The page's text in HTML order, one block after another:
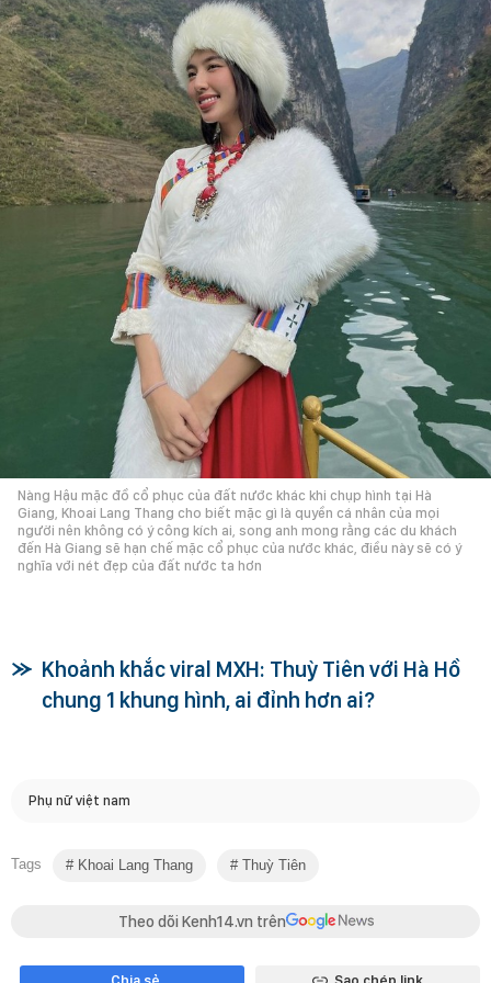
Nàng Hậu mặc đồ cổ phục của đất nước khác khi chụp hình tại Hà
Giang, Khoai Lang Thang cho biết mặc gì là quyền cá nhân của mọi
người nên không có ý công kích ai, song anh mong rằng các du khách
đến Hà Giang sẽ hạn chế mặc cổ phục của nước khác, điều này sẽ có ý
nghĩa với nét đẹp của đất nước ta hơn
Khoảnh khắc viral MXH: Thuỳ Tiên với Hà Hồ
chung 1 khung hình, ai đỉnh hơn ai?
Phụ nữ việt nam
Tags Khoai Lang Thang Thuỳ Tiên
Theo dõi Kenh14.vn trên